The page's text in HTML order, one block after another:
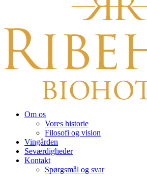
Om os
Vores historie
Filosofi og vision
Vingården
Seværdigheder
Kontakt
Spørgsmål og svar